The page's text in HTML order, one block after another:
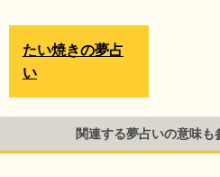
たい焼きの夢占
い
関連する夢占いの意味も